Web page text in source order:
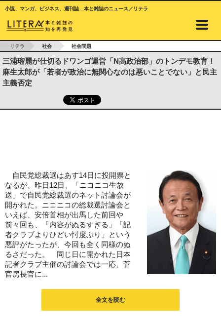
小説、マンガ、ビジネス、週刊誌…本と雑誌のニュース／リテラ
リテラ 社会 社会問題
三浦瑠麗が仕切るドワンゴ運営「N高政治部」のトンデモ教育！
麻生太郎が「若者が政治に無関心なのは悪いことでない」と民主
主義否定
自民党総裁選はあす14日に投開票と
なるが、昨日12日、「ニコニコ生放
送」で自民党総裁選のネット討論会が
開かれた。ニコニコの総裁選討論会と
いえば、安倍首相が出馬した前回や
前々回も、「内容がぬるすぎる」「記
者クラブよりひどい忖度ぶり」という
悪評がたったが、今回も全く同様のぬ
るさだった。 同じ日に開かれた日本
記者クラブ主催の討論会では一応、菅
官房長官に...
全文を読む